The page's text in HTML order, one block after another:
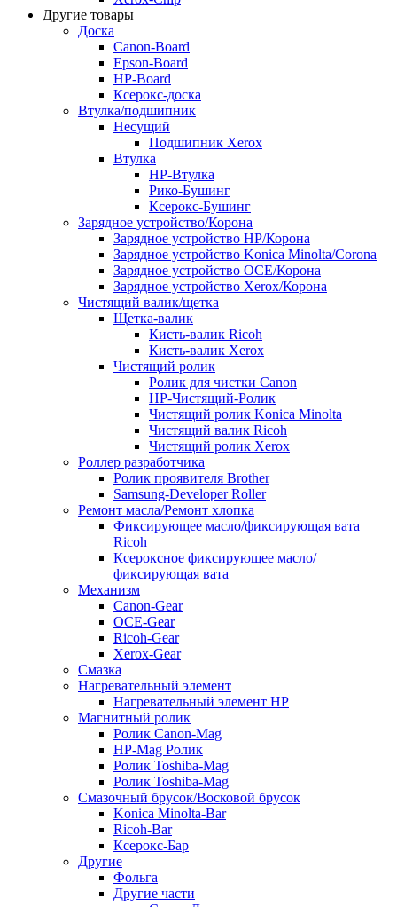
Другие товары
Доска
Canon-Board
Epson-Board
HP-Board
Ксерокс-доска
Втулка/подшипник
Несущий
Подшипник Xerox
Втулка
HP-Втулка
Рико-Бушинг
Ксерокс-Бушинг
Зарядное устройство/Корона
Зарядное устройство HP/Корона
Зарядное устройство Konica Minolta/Corona
Зарядное устройство OCE/Корона
Зарядное устройство Xerox/Корона
Чистящий валик/щетка
Щетка-валик
Кисть-валик Ricoh
Кисть-валик Xerox
Чистящий ролик
Ролик для чистки Canon
HP-Чистящий-Ролик
Чистящий ролик Konica Minolta
Чистящий валик Ricoh
Чистящий ролик Xerox
Роллер разработчика
Ролик проявителя Brother
Samsung-Developer Roller
Ремонт масла/Ремонт хлопка
Фиксирующее масло/фиксирующая вата
Ricoh
Ксероксное фиксирующее масло/
фиксирующая вата
Механизм
Canon-Gear
OCE-Gear
Ricoh-Gear
Xerox-Gear
Смазка
Нагревательный элемент
Нагревательный элемент HP
Магнитный ролик
Ролик Canon-Mag
HP-Mag Ролик
Ролик Toshiba-Mag
Ролик Toshiba-Mag
Смазочный брусок/Восковой брусок
Konica Minolta-Bar
Ricoh-Bar
Ксерокс-Бар
Другие
Фольга
Другие части